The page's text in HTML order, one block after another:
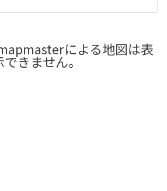
による地図は表
できません。